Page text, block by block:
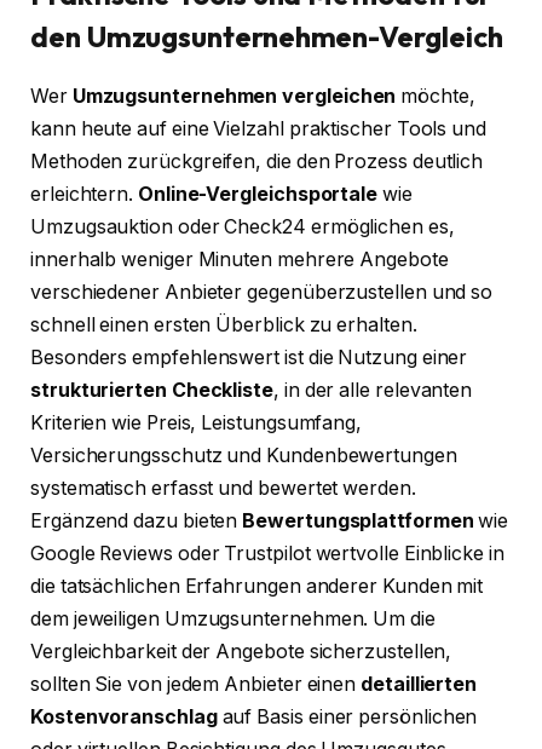
den Umzugsunternehmen-Vergleich
Wer Umzugsunternehmen vergleichen möchte,
kann heute auf eine Vielzahl praktischer Tools und
Methoden zurückgreifen, die den Prozess deutlich
erleichtern. Online-Vergleichsportale wie
Umzugsauktion oder Check24 ermöglichen es,
innerhalb weniger Minuten mehrere Angebote
verschiedener Anbieter gegenüberzustellen und so
schnell einen ersten Überblick zu erhalten.
Besonders empfehlenswert ist die Nutzung einer
strukturierten Checkliste, in der alle relevanten
Kriterien wie Preis, Leistungsumfang,
Versicherungsschutz und Kundenbewertungen
systematisch erfasst und bewertet werden.
Ergänzend dazu bieten Bewertungsplattformen wie
Google Reviews oder Trustpilot wertvolle Einblicke in
die tatsächlichen Erfahrungen anderer Kunden mit
dem jeweiligen Umzugsunternehmen. Um die
Vergleichbarkeit der Angebote sicherzustellen,
sollten Sie von jedem Anbieter einen detaillierten
Kostenvoranschlagauf Basis einer persönlichen